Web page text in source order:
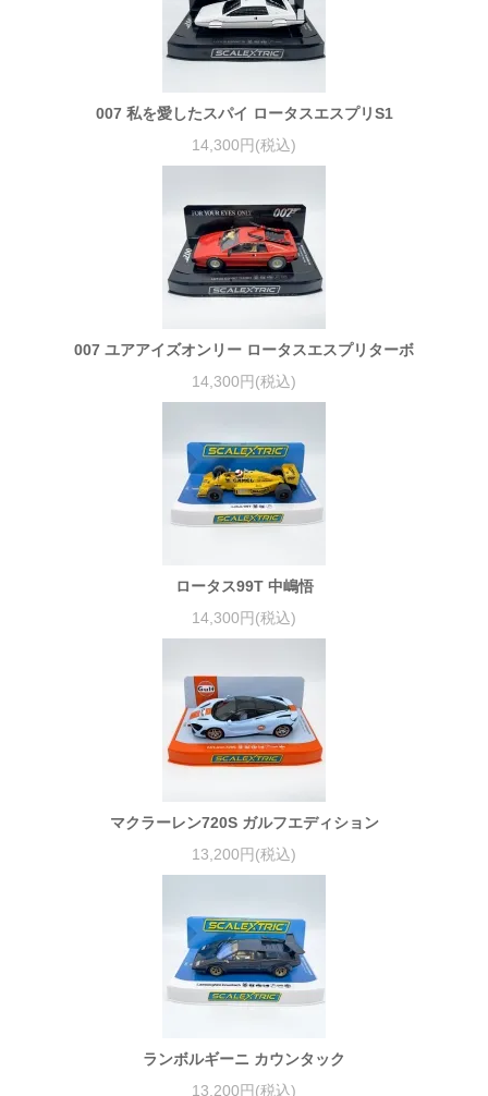
007 私を愛したスパイ ロータスエスプリS1
14,300円(税込)
007 ユアアイズオンリー ロータスエスプリターボ
14,300円(税込)
ロータス99T 中嶋悟
14,300円(税込)
マクラーレン720S ガルフエディション
13,200円(税込)
ランボルギーニ カウンタック
13,200円(税込)